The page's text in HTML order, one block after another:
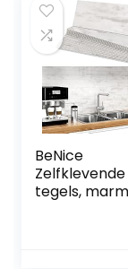
badkamer
keuken
BeNice
Zelfklevende
tegels,